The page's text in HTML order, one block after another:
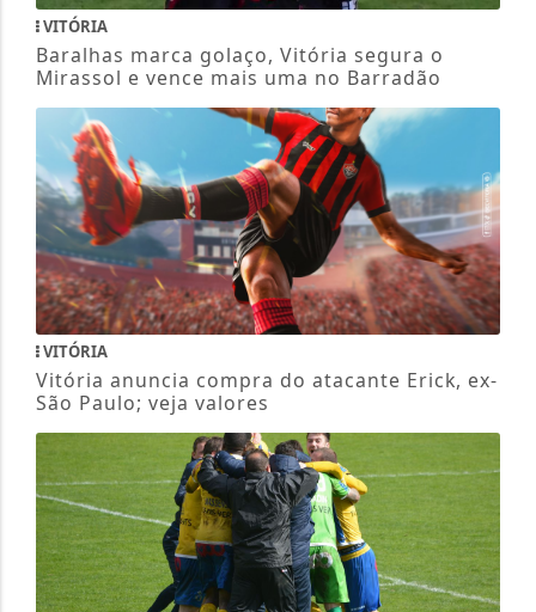
VITÓRIA
Baralhas marca golaço, Vitória segura o
Mirassol e vence mais uma no Barradão
VITÓRIA
Vitória anuncia compra do atacante Erick, ex-
São Paulo; veja valores